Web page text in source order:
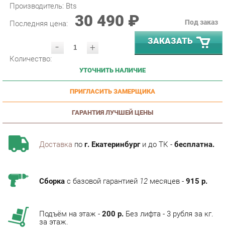
Последняя цена: 30 490 ₽
- ЗАКАЗАТЬ
УТОЧНИТЬ НАЛИЧИЕ
ПРИГЛАСИТЬ ЗАМЕРЩИКА
ГАРАНТИЯ ЛУЧШЕЙ ЦЕНЫ
Доставкапог. Екатеринбурги до ТК -бесплатна.